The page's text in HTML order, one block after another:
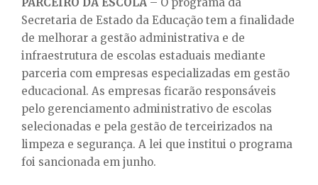
Secretaria de Estado da Educação tem a finalidade
de melhorar a gestão administrativa e de
infraestrutura de escolas estaduais mediante
parceria com empresas especializadas em gestão
educacional. As empresas ficarão responsáveis
pelo gerenciamento administrativo de escolas
selecionadas e pela gestão de terceirizados na
limpeza e segurança. A lei que institui o programa
foi sancionada em junho.